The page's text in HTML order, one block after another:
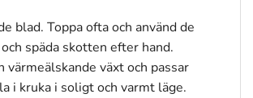
blad. Toppa ofta och använd de
späda skotten efter hand.
värmeälskande växt och passar
i kruka i soligt och varmt läge.